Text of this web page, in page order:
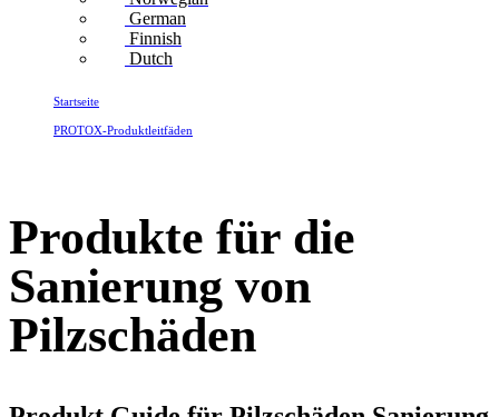
German
Finnish
Dutch
Startseite
PROTOX-Produktleitfäden
Produkte für die
Sanierung von
Pilzschäden